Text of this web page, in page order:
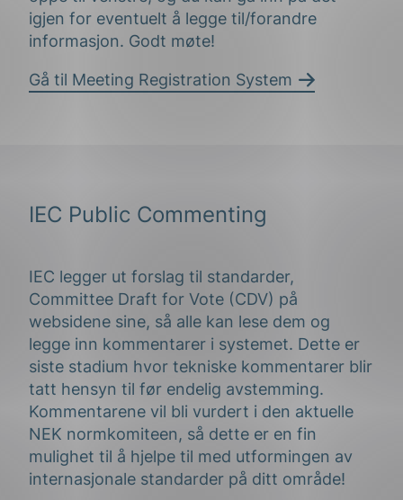
igjen for eventuelt å legge til/forandre
informasjon. Godt møte!
Gå til Meeting Registration System
IEC Public Commenting
IEC legger ut forslag til standarder,
Committee Draft for Vote (CDV) på
websidene sine, så alle kan lese dem og
legge inn kommentarer i systemet. Dette er
siste stadium hvor tekniske kommentarer blir
tatt hensyn til før endelig avstemming.
Kommentarene vil bli vurdert i den aktuelle
NEK normkomiteen, så dette er en fin
mulighet til å hjelpe til med utformingen av
internasjonale standarder på ditt område!